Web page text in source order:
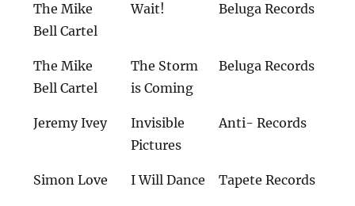
The Mike
Bell Cartel
Wait! Beluga Records
The Mike
Bell Cartel
The Storm
is Coming
Beluga Records
Jeremy Ivey
Invisible
Pictures
Anti- Records
Simon Love I Will Dance Tapete Records